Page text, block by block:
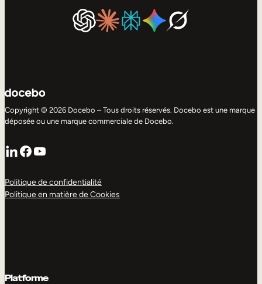
Copyright © 2026 Docebo – Tous droits réservés. Docebo est une marque
déposée ou une marque commerciale de Docebo.
LinkedIn
Facebook
YouTube
Politique de confidentialité
Politique en matière de Cookies
Platforme